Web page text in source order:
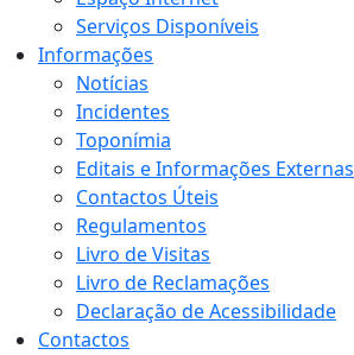
Serviços Disponíveis
Informações
Notícias
Incidentes
Toponímia
Editais e Informações Externas
Contactos Úteis
Regulamentos
Livro de Visitas
Livro de Reclamações
Declaração de Acessibilidade
Contactos